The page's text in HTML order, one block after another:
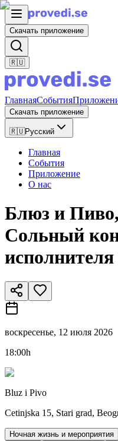
Скачать приложение
🇷🇺
ГлавнаяСобытия
Скачать приложение
🇷🇺Русский
Главная
События
Приложение
О нас
Блюз и
Сольный
воскресенье, 12 июля 2026
18:00h
Bluz i Pivo
Cetinjska 15, Stari grad,
Ночная жизнь и мероприятия